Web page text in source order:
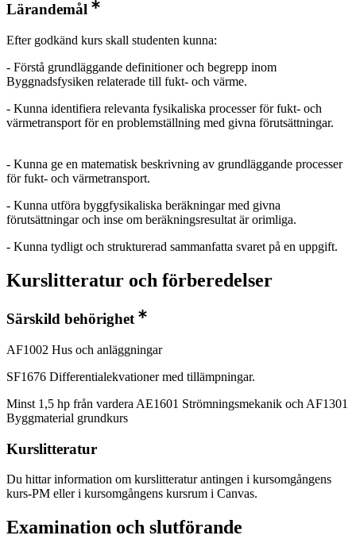
Lärandemål
Efter godkänd kurs skall studenten kunna:
- Förstå grundläggande definitioner och begrepp inom
Byggnadsfysiken relaterade till fukt- och värme.
- Kunna identifiera relevanta fysikaliska processer för fukt- och
värmetransport för en problemställning med givna förutsättningar.
- Kunna ge en matematisk beskrivning av grundläggande processer
för fukt- och värmetransport.
- Kunna utföra byggfysikaliska beräkningar med givna
förutsättningar och inse om beräkningsresultat är orimliga.
- Kunna tydligt och strukturerad sammanfatta svaret på en uppgift.
Kurslitteratur och förberedelser
Särskild behörighet
AF1002 Hus och anläggningar
SF1676 Differentialekvationer med tillämpningar.
Minst 1,5 hp från vardera AE1601 Strömningsmekanik och AF1301
Byggmaterial grundkurs
Kurslitteratur
Du hittar information om kurslitteratur antingen i kursomgångens
kurs-PM eller i kursomgångens kursrum i Canvas.
Examination och slutförande